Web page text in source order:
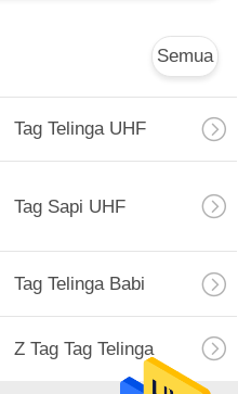
Semua
Tag Telinga UHF
Tag Sapi UHF
Tag Telinga Babi
Z Tag Tag Telinga